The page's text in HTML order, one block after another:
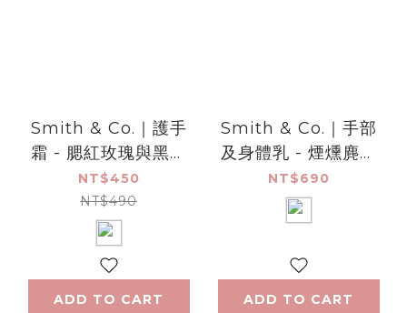
Smith & Co.｜護手
霜 - 腮紅玫瑰與黑莓
80ml
NT$450
NT$490
ADD TO CART
Smith & Co.｜手部
及身體乳 - 煙燻麂皮
與佛手柑 400ml
NT$690
ADD TO CART